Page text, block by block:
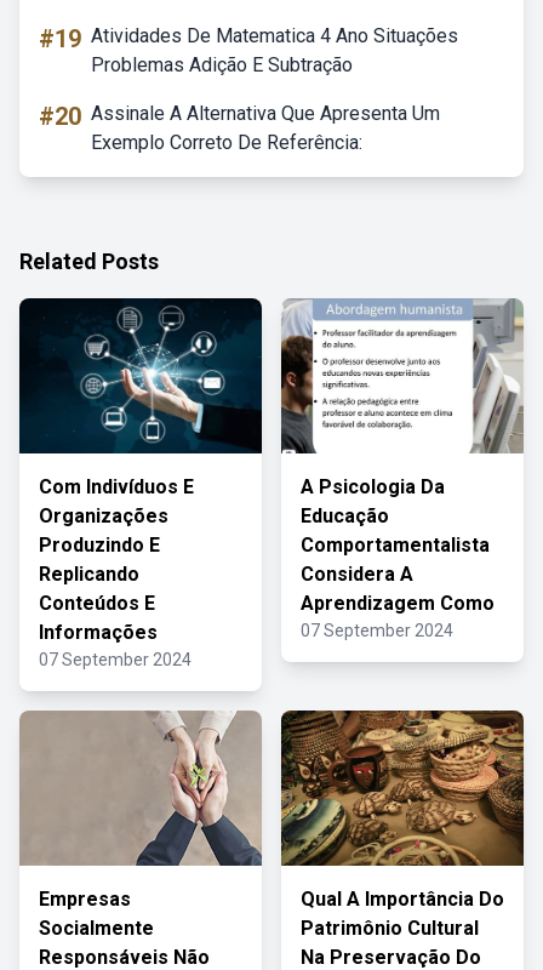
#19 Atividades De Matematica 4 Ano Situações
Problemas Adição E Subtração
#20 Assinale A Alternativa Que Apresenta Um
Exemplo Correto De Referência:
Related Posts
Com Indivíduos E
Organizações
Produzindo E
Replicando
Conteúdos E
Informações
07 September 2024
A Psicologia Da
Educação
Comportamentalista
Considera A
Aprendizagem Como
07 September 2024
Empresas
Socialmente
Responsáveis Não
Qual A Importância Do
Patrimônio Cultural
Na Preservação Do